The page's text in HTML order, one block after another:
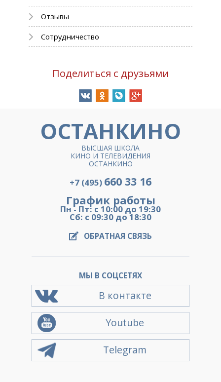
Отзывы
Сотрудничество
Поделиться с друзьями
ОСТАНКИНО
ВЫСШАЯ ШКОЛА
КИНО И ТЕЛЕВИДЕНИЯ
ОСТАНКИНО
+7 (495) 660 33 16
График работы
Пн - Пт: с 10:00 до 19:30
Сб: с 09:30 до 18:30
ОБРАТНАЯ СВЯЗЬ
МЫ В СОЦСЕТЯХ
В контакте
Youtube
Telegram